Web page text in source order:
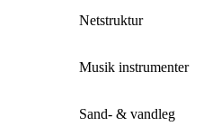
Netstruktur
Musik instrumenter
Sand- & vandleg